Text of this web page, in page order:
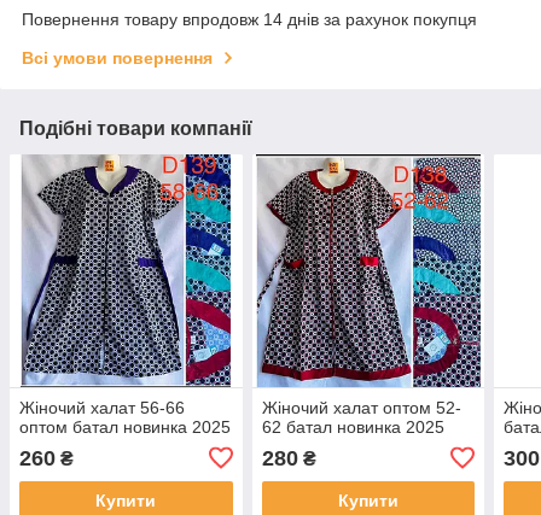
Повернення товару впродовж 14 днів за рахунок покупця
Всі умови повернення
Подібні товари компанії
Жіночий халат 56-66
оптом батал новинка 2025
260 ₴
Купити
Жіночий халат оптом 52-
62 батал новинка 2025
280₴
Купити
300